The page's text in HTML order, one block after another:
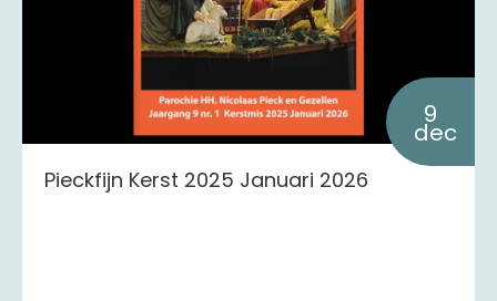
9
dec
Pieckfijn Kerst 2025 Januari 2026